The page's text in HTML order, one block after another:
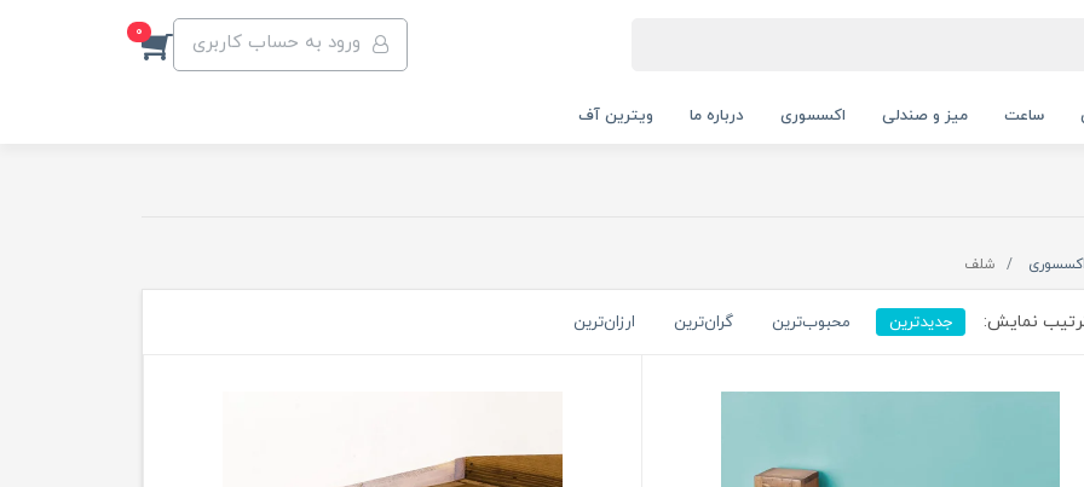
ورود به حساب کاربری 0
ساعت میز و صندلی اکسسوری درباره ما ویترین آف
اکسسوری شلف
نمایش: جدیدترین محبوب‌ترین گران‌ترین ارزان‌ترین